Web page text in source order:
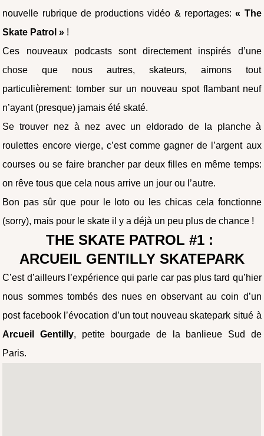
nouvelle rubrique de productions vidéo & reportages:« The
Skate Patrol » !
Ces nouveaux podcasts sont directement inspirés d’une
chose que nous autres, skateurs, aimons tout
particulièrement: tomber sur un nouveau spot flambant neuf
n’ayant (presque) jamais été skaté.
Se trouver nez à nez avec un eldorado de la planche à
roulettes encore vierge, c’est comme gagner de l’argent aux
courses ou se faire brancher par deux filles en même temps:
on rêve tous que cela nous arrive un jour ou l’autre.
Bon pas sûr que pour le loto ou les chicas cela fonctionne
(sorry), mais pour le skate il y a déjà un peu plus de chance !
THE SKATE PATROL #1 :
ARCUEIL GENTILLY SKATEPARK
C’est d’ailleurs l’expérience qui parle car pas plus tard qu’hier
nous sommes tombés des nues en observant au coin d’un
post facebook l’évocation d’un tout nouveau skatepark situé à
Arcueil Gentilly, petite bourgade de la banlieue Sud de
Paris.